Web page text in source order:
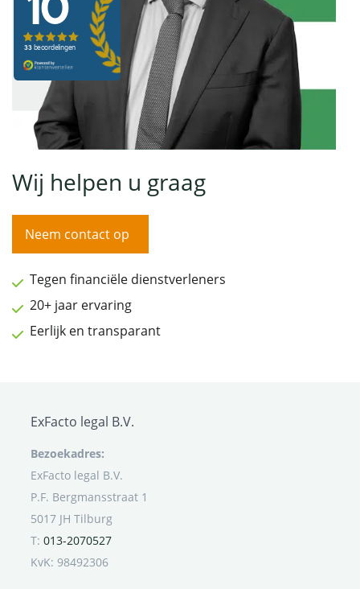
Wij helpen u graag
Neem contact op
Tegen financiële dienstverleners
20+ jaar ervaring
Eerlijk en transparant
ExFacto legal B.V.
Bezoekadres:
ExFacto legal B.V.
P.F. Bergmansstraat 1
5017 JH Tilburg
T: 013-2070527
KvK: 98492306